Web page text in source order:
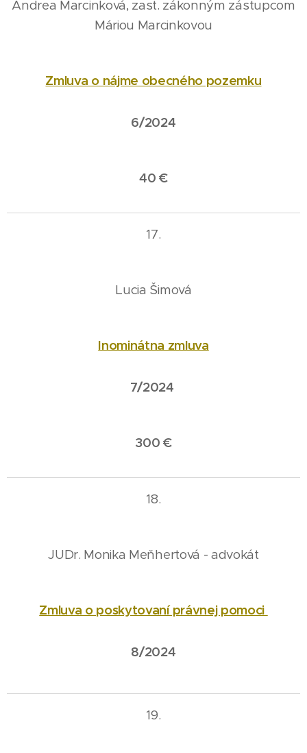
Andrea Marcinková, zast. zákonným zástupcom
Máriou Marcinkovou
Zmluva o nájme obecného pozemku
6/2024
40 €
17.
Lucia Šimová
Inominátna zmluva
7/2024
300 €
18.
JUDr. Monika Meňhertová - advokát
Zmluva o poskytovaní právnej pomoci
8/2024
19.